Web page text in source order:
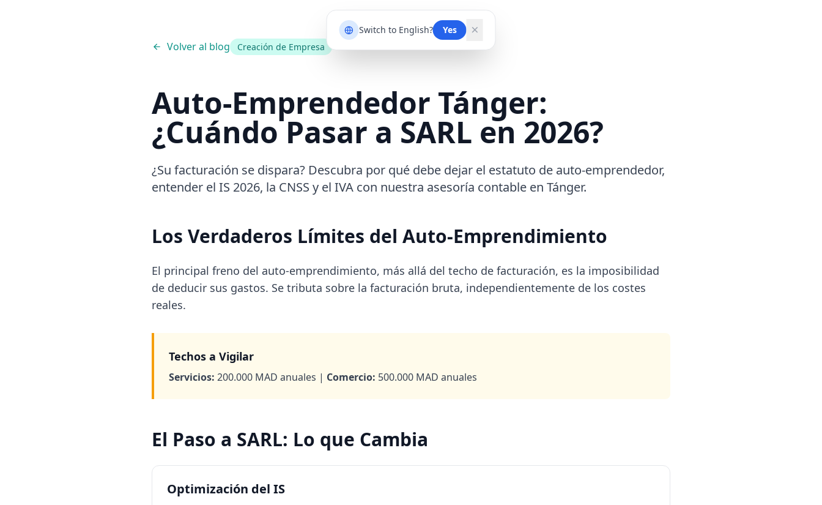
Switch to English? Yes
Volver al blog Creación de Empresa
Auto-Emprendedor Tánger:
¿Cuándo Pasar a SARL en 2026?
¿Su facturación se dispara? Descubra por qué debe dejar el estatuto de auto-emprendedor,
entender el IS 2026, la CNSS y el IVA con nuestra asesoría contable en Tánger.
Los Verdaderos Límites del Auto-Emprendimiento
El principal freno del auto-emprendimiento, más allá del techo de facturación, es la imposibilidad
de deducir sus gastos. Se tributa sobre la facturación bruta, independientemente de los costes
reales.
Techos a Vigilar
Servicios: 200.000 MAD anuales | Comercio: 500.000 MAD anuales
El Paso a SARL: Lo que Cambia
Optimización del IS